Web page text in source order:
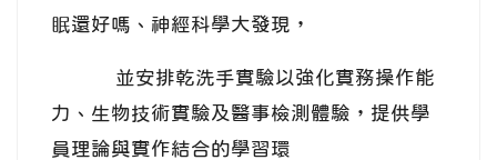
眠還好嗎、神經科學大發現，
並安排乾洗手實驗以強化實務操作能
力、生物技術實驗及醫事檢測體驗，提供學
員理論與實作結合的學習環